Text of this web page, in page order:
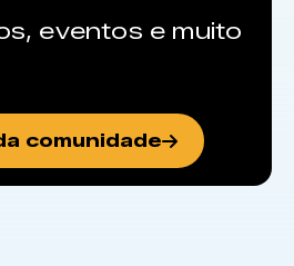
eventos e muito
comunidade